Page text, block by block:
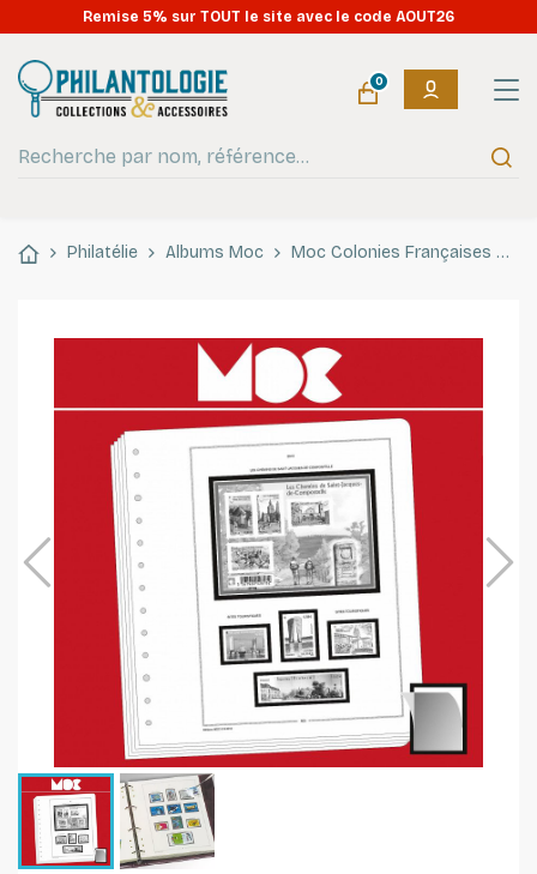
Remise 5% sur TOUT le site avec le code AOUT26
0
Philatélie Albums Moc Moc Colonies Françaises